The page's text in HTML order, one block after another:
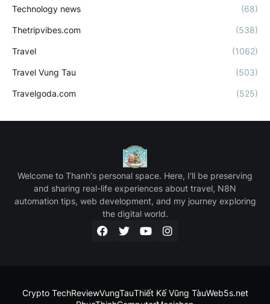
Technology news (68)
Thetripvibes.com (538)
Travel (1062)
Travel Vung Tau (503)
Travelgoda.com (525)
Welcome to Thanh's personal space. Here, I'll be preserving
and sharing real-life experiences about travel, N8N
automation tips, web development, and my journey exploring
the digital world.
Crypto TechReviewVungTauThiết Kế Vũng TàuWeb5s.net